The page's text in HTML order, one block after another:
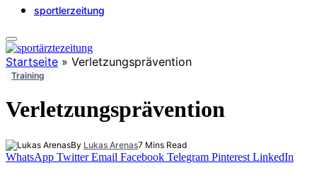
sportlerzeitung
Startseite » Verletzungsprävention
Training
Verletzungsprävention
By Lukas Arenas7 Mins Read
WhatsApp Twitter Email Facebook Telegram Pinterest LinkedIn